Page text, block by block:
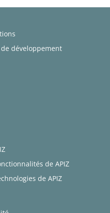
développement
de APIZ
de APIZ